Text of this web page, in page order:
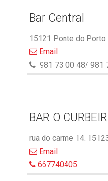
Bar Central
15121 Ponte do
Email
981 73 00 48/ 981
BAR O
rua do carme 14.
Email
667740405